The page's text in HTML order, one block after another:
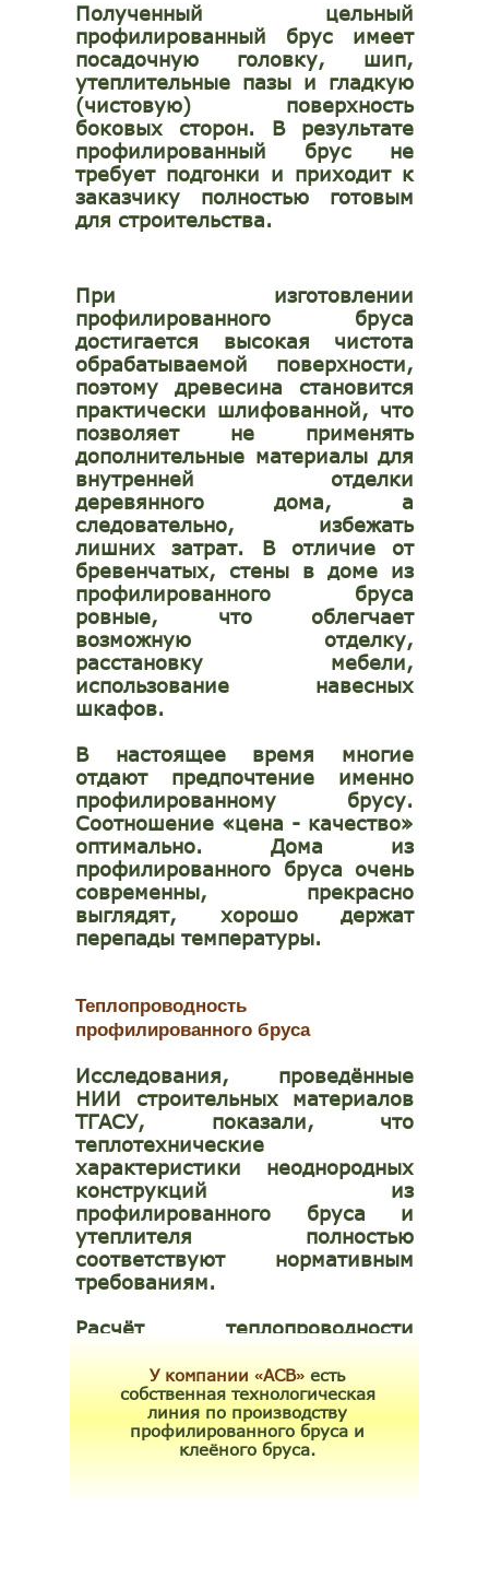
При изготовлении
профилированного бруса
достигается высокая чистота
обрабатываемой поверхности,
поэтому древесина становится
практически шлифованной, что
позволяет не применять
дополнительные материалы для
внутренней отделки
деревянного дома, а
следовательно, избежать
лишних затрат. В отличие от
бревенчатых, стены в доме из
профилированного бруса
ровные, что облегчает
возможную отделку,
расстановку мебели,
использование навесных
шкафов.
В настоящее время многие
отдают предпочтение именно
профилированному брусу.
Соотношение «цена - качество»
оптимально. Дома из
профилированного бруса очень
современны, прекрасно
выглядят, хорошо держат
перепады температуры.
Теплопроводность
профилированного бруса
Исследования, проведённые
НИИ строительных материалов
ТГАСУ, показали, что
теплотехнические
характеристики неоднородных
конструкций из
профилированного бруса и
утеплителя полностью
соответствуют нормативным
требованиям.
Расчёт теплопроводности
профилированного бруса
Полученный цельный
профилированный брус имеет
посадочную головку, шип,
утеплительные пазы и гладкую
(чистовую) поверхность
боковых сторон. В результате
профилированный брус не
требует подгонки и приходит к
заказчику полностью готовым
для строительства.
У компании «АСВ»есть
собственная технологическая
линия по производству
профилированного бруса и
клеёного бруса.